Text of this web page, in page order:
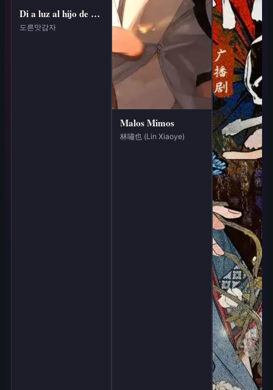
Di a luz al hijo de un monstruo con tentáculos
도른맛감자
Malos Mimos
林嘯也 (Lin Xiaoye)